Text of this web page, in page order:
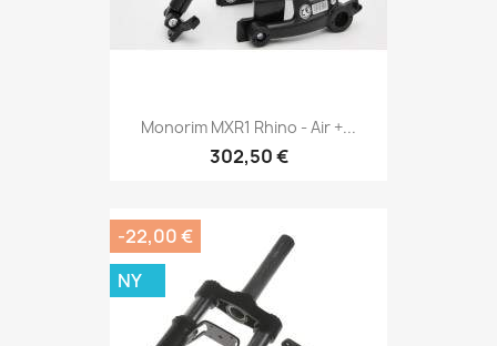
Monorim MXR1 Rhino - Air +...
302,50 €
-22,00 €
NY